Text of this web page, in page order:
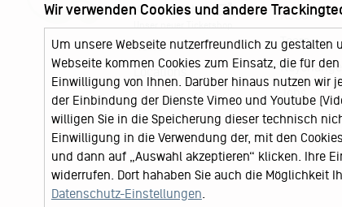
KJ Ticketshop
Unser neuer Ticketshop
News
Locations
KJ60
Team
Keychange
Jobs
Wir verwenden Cookies und andere
Um unsere Webseite nutzerfreundlich zu gestalten
Webseite kommen Cookies zum Einsatz, die für
Einwilligung von Ihnen. Darüber hinaus nutzen wir
der Einbindung der Dienste Vimeo und Youtube
willigen Sie in die Speicherung dieser technisch
Einwilligung in die Verwendung der, mit den
und dann auf „Auswahl akzeptieren“ klicken. Ihre
widerrufen. Dort hahaben Sie auch die Möglichkeit
Datenschutz-Einstellungen